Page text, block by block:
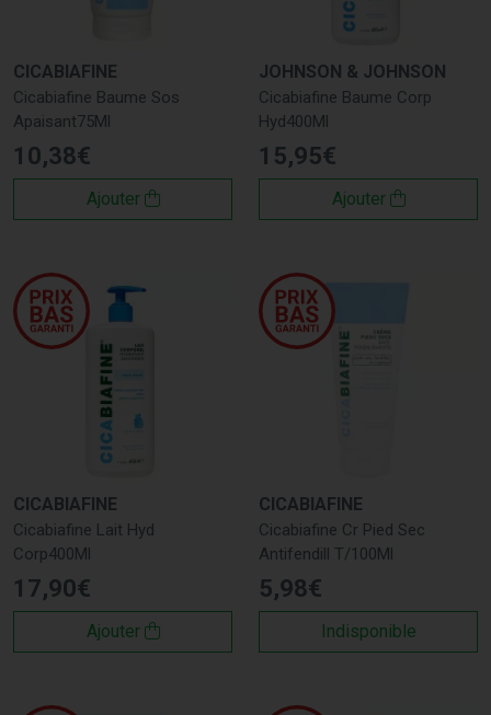
CICABIAFINE
Cicabiafine Baume Sos
Apaisant75Ml
10,38€
Ajouter
JOHNSON & JOHNSON
Cicabiafine Baume Corp
Hyd400Ml
15,95€
Ajouter
CICABIAFINE
Cicabiafine Lait Hyd
Corp400Ml
17,90€
Ajouter
CICABIAFINE
Cicabiafine Cr Pied Sec
Antifendill T/100Ml
5,98€
Indisponible